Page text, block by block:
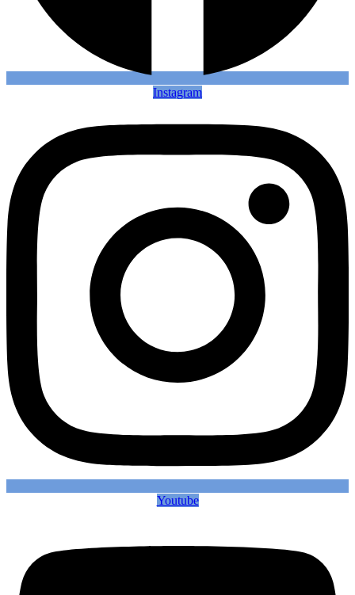
Instagram
Youtube